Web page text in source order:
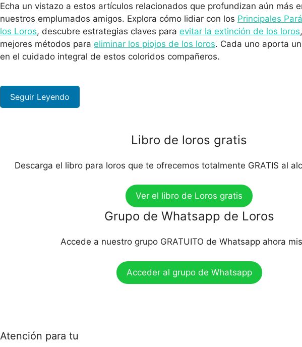
Echa un vistazo a estos artículos relacionados que profundizan aún más
nuestros emplumados amigos. Explora cómo lidiar con los Principales
los Loros, descubre estrategias claves para evitar la extinción de los loros
mejores métodos para eliminar los piojos de los loros. Cada uno aporta
en el cuidado integral de estos coloridos compañeros.
Seguir Leyendo
Libro de loros gratis
Descarga el libro para loros que te ofrecemos totalmente GRATIS al
Ver el libro de Loros gratis
Grupo de Whatsapp de Loros
Accede a nuestro grupo GRATUITO de Whatsapp ahora
Acceder al grupo de Whatsapp
Atención para tu